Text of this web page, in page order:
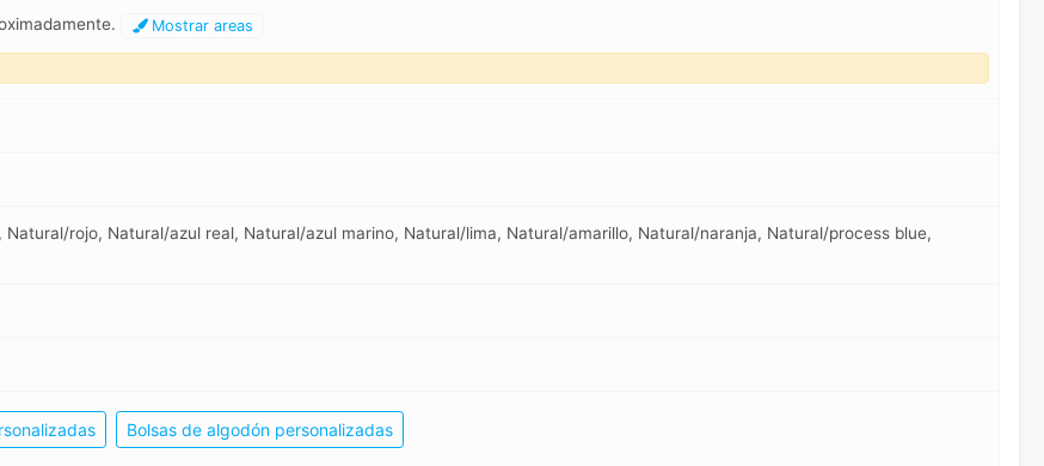
Mostrar areas
rojo, Natural/azul real, Natural/azul marino, Natural/lima, Natural/amarillo, Natural/naranja, Natural/process blue,
Bolsas de algodón personalizadas